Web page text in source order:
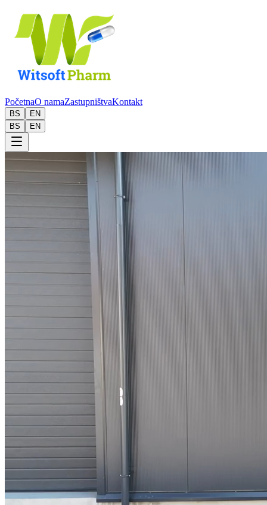
PočetnaO namaZastupništvaKontakt
BS
EN
BS
EN